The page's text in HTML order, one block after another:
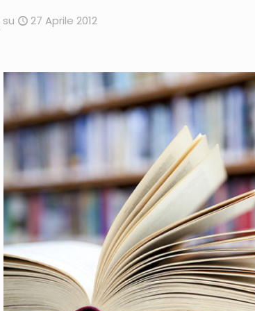
su 27 Aprile 2012